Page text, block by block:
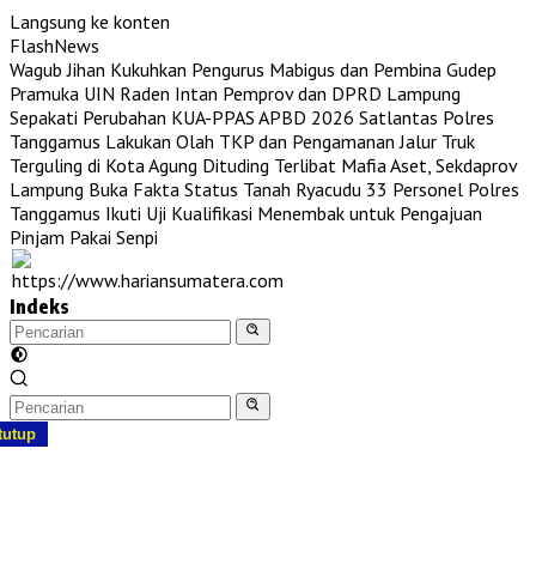
Langsung ke konten
FlashNews
Wagub Jihan Kukuhkan Pengurus Mabigus dan Pembina Gudep
Pramuka UIN Raden Intan Pemprov dan DPRD Lampung
Sepakati Perubahan KUA-PPAS APBD 2026 Satlantas Polres
Tanggamus Lakukan Olah TKP dan Pengamanan Jalur Truk
Terguling di Kota Agung Dituding Terlibat Mafia Aset, Sekdaprov
Lampung Buka Fakta Status Tanah Ryacudu 33 Personel Polres
Tanggamus Ikuti Uji Kualifikasi Menembak untuk Pengajuan
Pinjam Pakai Senpi
Indeks